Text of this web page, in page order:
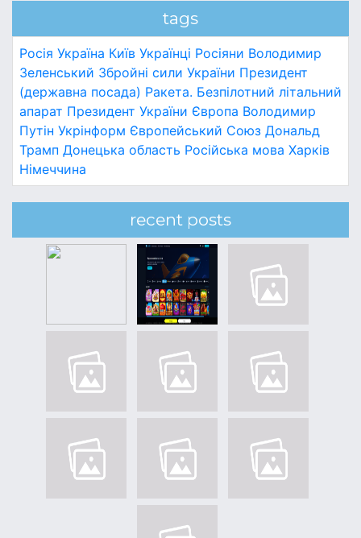
tags
Росія Україна Київ Українці Росіяни Володимир
Зеленський Збройні сили України Президент
(державна посада) Ракета. Безпілотний літальний
апарат Президент України Європа Володимир
Путін Укрінформ Європейський Союз Дональд
Трамп Донецька область Російська мова Харків
Німеччина
recent posts